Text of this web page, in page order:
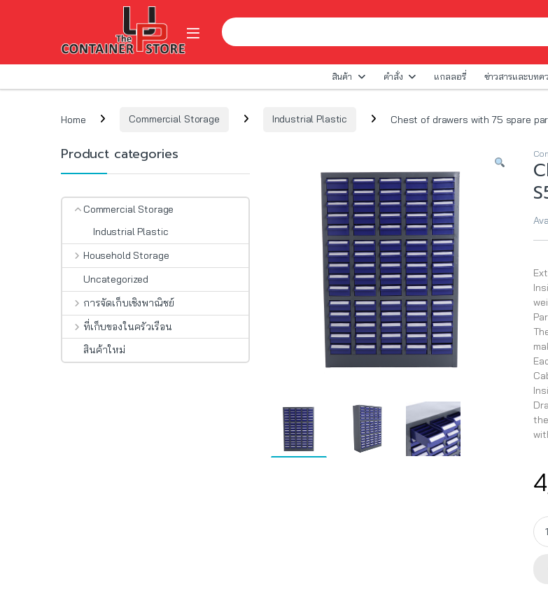
Open Search for:
สินค้า คำสั่ง แกลลอรี่ ข่าวสารและบทค
Home Commercial Storage Industrial Plastic Chest of drawers with 75 spare
Product categories
Commercial Storage
Industrial Plastic
Household Storage
Uncategorized
การจัดเก็บเชิงพาณิชย์
ที่เก็บของในครัวเรือน
สินค้าใหม่